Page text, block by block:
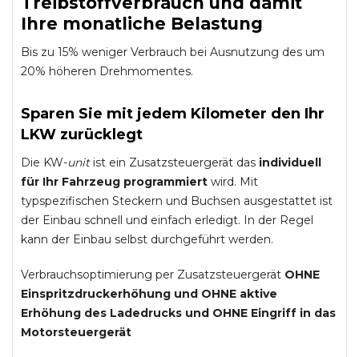
Ihre monatliche Belastung
Bis zu 15% weniger Verbrauch bei Ausnutzung des um
20% höheren Drehmomentes.
Sparen Sie mit jedem Kilometer den Ihr
LKW zurücklegt
Die KW-unitist ein Zusatzsteuergerät das individuell
für Ihr Fahrzeug programmiert wird. Mit
typspezifischen Steckern und Buchsen ausgestattet ist
der Einbau schnell und einfach erledigt. In der Regel
kann der Einbau selbst durchgeführt werden.
Verbrauchsoptimierung per Zusatzsteuergerät OHNE
Einspritzdruckerhöhung und OHNE aktive
Erhöhung des Ladedrucks und OHNE Eingriff in das
Motorsteuergerät